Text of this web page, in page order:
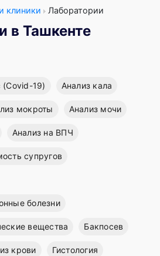
клиники Лаборатории
в Ташкенте
(Covid-19) Анализ кала
мокроты Анализ мочи
Анализ на ВПЧ
супругов
болезни
вещества Бакпосев
крови Гистология